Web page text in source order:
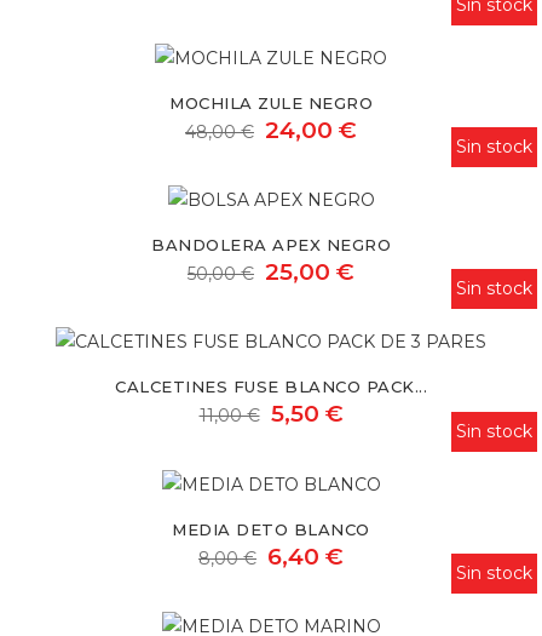
Mochila
negro
MOCHILA ZULE NEGRO
48,00 €
Sin stock
24,00 €
Bandolera
negro
BANDOLERA APEX NEGRO
50,00 €
Sin stock
25,00 €
Calcetines
CALCETINES FUSE BLANCO PACK...
11,00 €
Sin stock
5,50 €
Media
blanco
MEDIA DETO BLANCO
8,00 €
Sin stock
6,40 €
Media
Sin stock